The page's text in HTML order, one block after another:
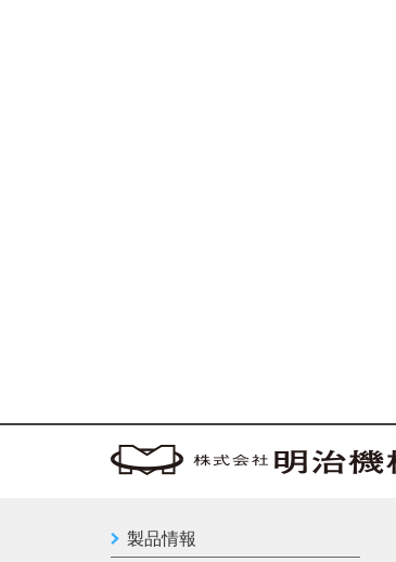
製品情報